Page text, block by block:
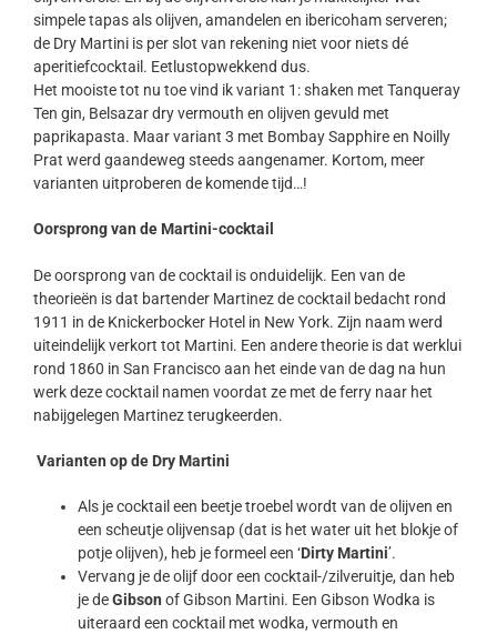
simpele tapas als olijven, amandelen en ibericoham serveren;
de Dry Martini is per slot van rekening niet voor niets dé
aperitiefcocktail. Eetlustopwekkend dus.
Het mooiste tot nu toe vind ik variant 1: shaken met Tanqueray
Ten gin, Belsazar dry vermouth en olijven gevuld met
paprikapasta. Maar variant 3 met Bombay Sapphire en Noilly
Prat werd gaandeweg steeds aangenamer. Kortom, meer
varianten uitproberen de komende tijd…!
Oorsprong van de Martini-cocktail
De oorsprong van de cocktail is onduidelijk. Een van de
theorieën is dat bartender Martinez de cocktail bedacht rond
1911 in de Knickerbocker Hotel in New York. Zijn naam werd
uiteindelijk verkort tot Martini. Een andere theorie is dat werklui
rond 1860 in San Francisco aan het einde van de dag na hun
werk deze cocktail namen voordat ze met de ferry naar het
nabijgelegen Martinez terugkeerden.
Varianten op de Dry Martini
Als je cocktail een beetje troebel wordt van de olijven en
een scheutje olijvensap (dat is het water uit het blokje of
potje olijven), heb je formeel een ‘Dirty Martini’.
Vervang je de olijf door een cocktail-/zilveruitje, dan heb
je deGibson of Gibson Martini. Een Gibson Wodka is
uiteraard een cocktail met wodka, vermouth en